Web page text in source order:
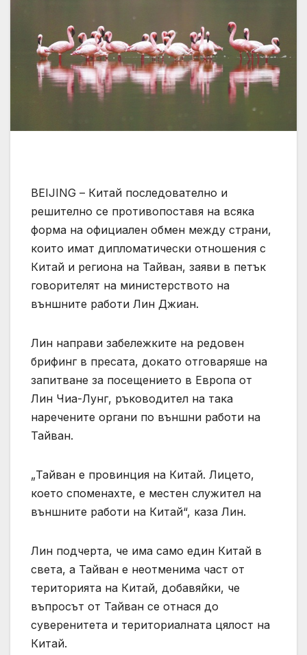
BEIJING – Китай последователно и
решително се противопоставя на всяка
форма на официален обмен между страни,
които имат дипломатически отношения с
Китай и региона на Тайван, заяви в петък
говорителят на министерството на
външните работи Лин Джиан.
Лин направи забележките на редовен
брифинг в пресата, докато отговаряше на
запитване за посещението в Европа от
Лин Чиа-Лунг, ръководител на така
наречените органи по външни работи на
Тайван.
„Тайван е провинция на Китай. Лицето,
което споменахте, е местен служител на
външните работи на Китай“, каза Лин.
Лин подчерта, че има само един Китай в
света, а Тайван е неотменима част от
територията на Китай, добавяйки, че
въпросът от Тайван се отнася до
суверенитета и териториалната цялост на
Китай.